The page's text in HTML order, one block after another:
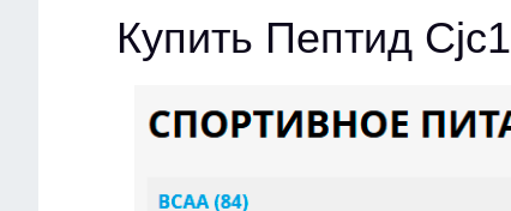
Купить Пептид